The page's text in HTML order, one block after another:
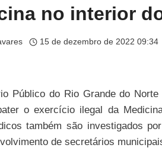
no interior
15 de dezembro de 2022 09:34
Público do Rio Grande do
o exercício ilegal da
também são investigados
de secretários